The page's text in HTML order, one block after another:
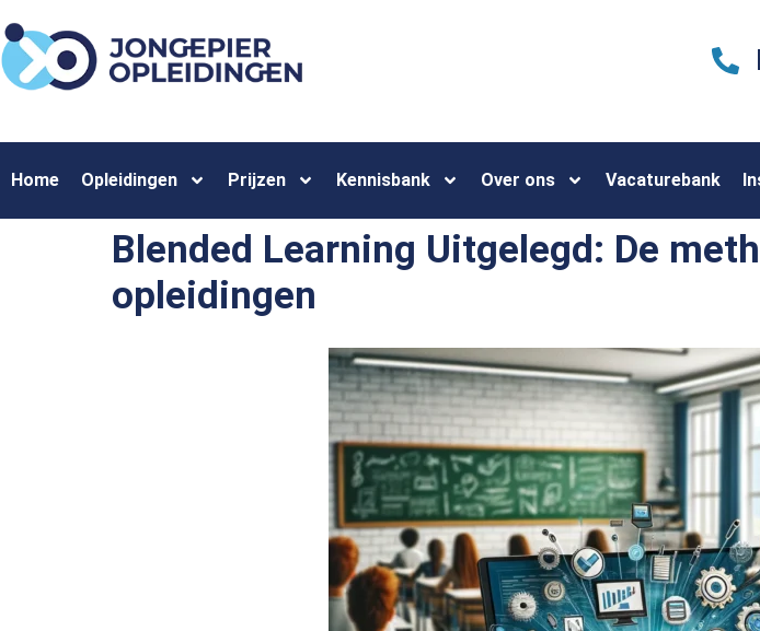
Home Opleidingen Prijzen Kennisbank Over ons Vacaturebank
Blended Learning Uitgelegd: De
opleidingen